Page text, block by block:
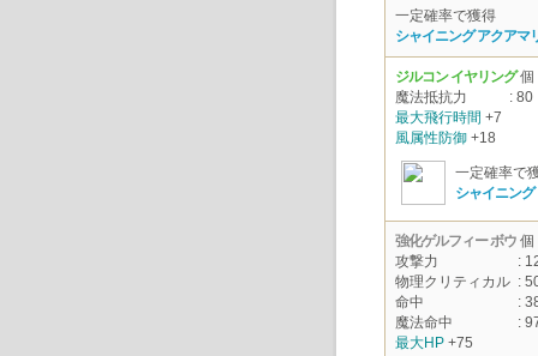
一定確率で獲得
シャイニング アクアマ
ジルコン イヤリング個
魔法抵抗力
: 80
最大飛行時間 +7
風属性防御 +18
一定確率で
シャイニン
強化ゲルフィー ボウ 個
攻撃力
:
物理クリティカル :
命中
:
魔法命中
:
最大HP +75